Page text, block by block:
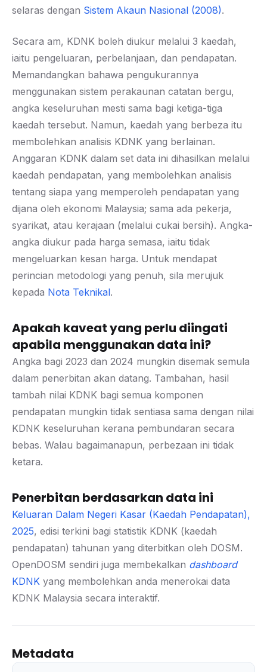
selaras dengan Sistem Akaun Nasional (2008).
Secara am, KDNK boleh diukur melalui 3 kaedah,
iaitu pengeluaran, perbelanjaan, dan pendapatan.
Memandangkan bahawa pengukurannya
menggunakan sistem perakaunan catatan bergu,
angka keseluruhan mesti sama bagi ketiga-tiga
kaedah tersebut. Namun, kaedah yang berbeza itu
membolehkan analisis KDNK yang berlainan.
Anggaran KDNK dalam set data ini dihasilkan melalui
kaedah pendapatan, yang membolehkan analisis
tentang siapa yang memperoleh pendapatan yang
dijana oleh ekonomi Malaysia; sama ada pekerja,
syarikat, atau kerajaan (melalui cukai bersih). Angka-
angka diukur pada harga semasa, iaitu tidak
mengeluarkan kesan harga. Untuk mendapat
perincian metodologi yang penuh, sila merujuk
kepada Nota Teknikal.
Apakah kaveat yang perlu diingati
apabila menggunakan data ini?
Angka bagi 2023 dan 2024 mungkin disemak semula
dalam penerbitan akan datang. Tambahan, hasil
tambah nilai KDNK bagi semua komponen
pendapatan mungkin tidak sentiasa sama dengan nilai
KDNK keseluruhan kerana pembundaran secara
bebas. Walau bagaimanapun, perbezaan ini tidak
ketara.
Penerbitan berdasarkan data ini
Keluaran Dalam Negeri Kasar (Kaedah Pendapatan),
2025, edisi terkini bagi statistik KDNK (kaedah
pendapatan) tahunan yang diterbitkan oleh DOSM.
OpenDOSM sendiri juga membekalkan dashboard
KDNK yang membolehkan anda menerokai data
KDNK Malaysia secara interaktif.
Metadata